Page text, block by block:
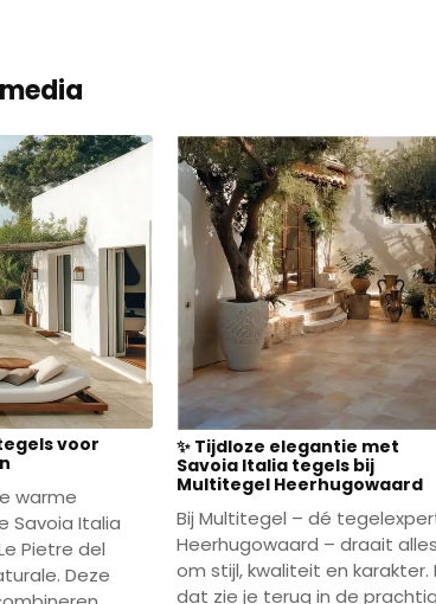
voor
warme
Savoia Italia
Pietre del
Deze
✨ Tijdloze elegantie met
Savoia Italia tegels bij
Multitegel Heerhugowaard
Bij Multitegel – dé
Heerhugowaard – draait alles
om stijl, kwaliteit en karakter.
dat zie je terug in de